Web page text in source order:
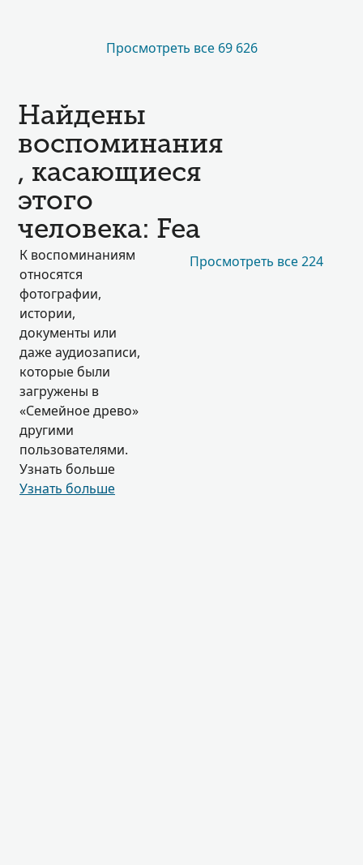
Просмотреть все 69 626
Найдены
воспоминания
, касающиеся
этого
человека: Fea
К воспоминаниям
относятся
фотографии,
истории,
документы или
даже аудиозаписи,
которые были
загружены в
«Семейное древо»
другими
пользователями.
Узнать больше
Узнать больше
Просмотреть все 224